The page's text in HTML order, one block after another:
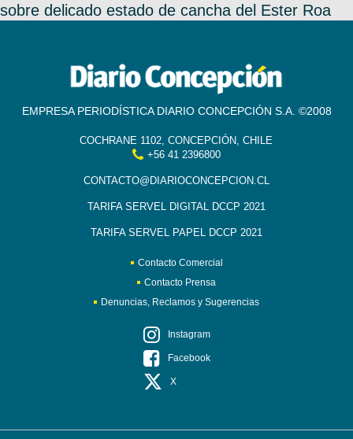
sobre delicado estado de cancha del Ester Roa
EMPRESA PERIODÍSTICA DIARIO CONCEPCIÓN S.A. ©2008
COCHRANE 1102, CONCEPCIÓN, CHILE
+56 41 2396800
CONTACTO@DIARIOCONCEPCION.CL
TARIFA SERVEL DIGITAL DCCP 2021
TARIFA SERVEL PAPEL DCCP 2021
Contacto Comercial
Contacto Prensa
Denuncias, Reclamos y Sugerencias
Instagram
Facebook
X